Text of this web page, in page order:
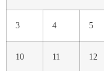
3 4 5
10 11 12